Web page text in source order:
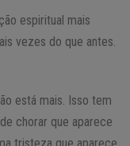
espiritual mais
vezes do que antes.
está mais. Isso tem
chorar que aparece
tristeza que aparece